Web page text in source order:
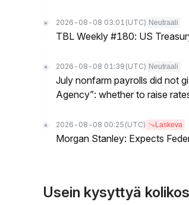
2026-08-08 03:01 (UTC) Neutraali
TBL Weekly #180: US
2026-08-08 01:39 (UTC) Neutraali
July nonfarm payrolls did not
Agency”: whether to raise
2026-08-08 00:25 (UTC) Laskeva
Morgan Stanley: Expects
Usein kysyttyä